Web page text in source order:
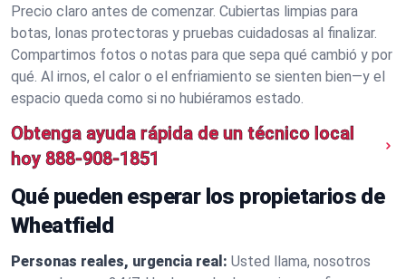
Precio claro antes de comenzar. Cubiertas limpias para
botas, lonas protectoras y pruebas cuidadosas al finalizar.
Compartimos fotos o notas para que sepa qué cambió y por
qué. Al irnos, el calor o el enfriamiento se sienten bien—y el
espacio queda como si no hubiéramos estado.
Obtenga ayuda rápida de un técnico local
hoy 888-908-1851
Qué pueden esperar los propietarios de
Wheatfield
Personas reales, urgencia real: Usted llama, nosotros